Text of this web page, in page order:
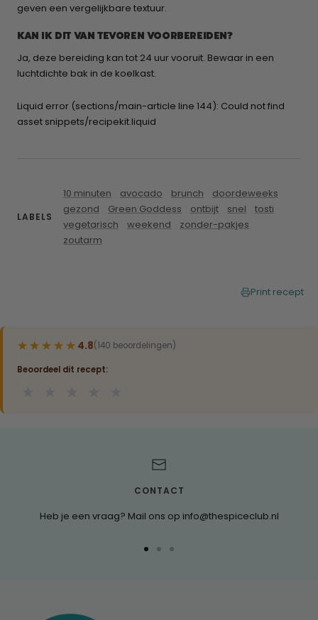
LABELS
10 minuten avocado brunch
doordeweeks
gezond
Green Goddess ontbijt snel
tosti
vegetarisch
weekend
zonder-pakjes
zoutarm
geven een vergelijkbare textuur.
KAN IK DIT VAN TEVOREN VOORBEREIDEN?
Ja, deze bereiding kan tot 24 uur vooruit. Bewaar in een
luchtdichte bak in de koelkast.
Liquid error (sections/main-article line 144): Could not find
asset snippets/recipekit.liquid
Print recept
★★★★★
★★★★★ 4.8(140 beoordelingen)
Beoordeel dit recept:
CONTACT
Heb je een vraag? Mail ons op info@thespiceclub.nl
Ga
Ga
Ga